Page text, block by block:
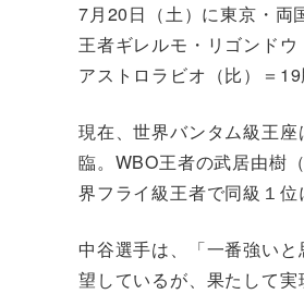
7月20日（土）に東京・両
王者ギレルモ・リゴンド
アストロラビオ（比）＝
現在、世界バンタム級王
臨。WBO王者の武居由樹
界フライ級王者で同級１
中谷選手は、「一番強い
望しているが、果たして実